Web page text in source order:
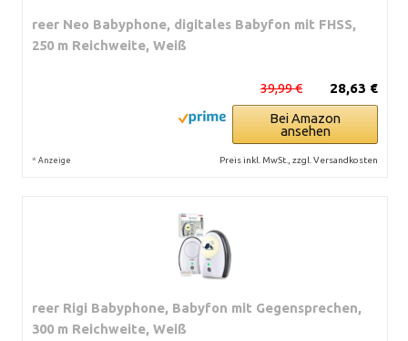
reer Neo Babyphone, digitales Babyfon mit FHSS,
250 m Reichweite, Weiß
28,63 €
39,99 €
Bei Amazon
ansehen
* Anzeige Preis inkl. MwSt., zzgl. Versandkosten
reer Rigi Babyphone, Babyfon mit Gegensprechen,
300 m Reichweite, Weiß